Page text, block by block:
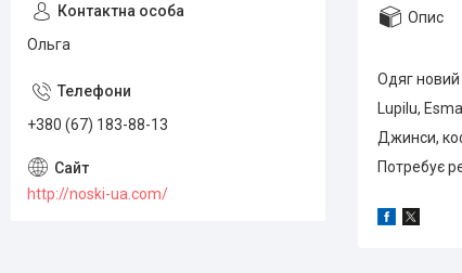
Опис
Одяг новий
Lupilu,
Джинси,
Потребує
Ольга
+380 (67) 183-88-13
http://noski-ua.com/